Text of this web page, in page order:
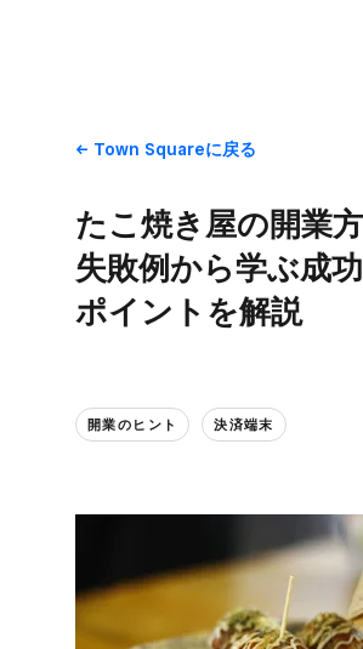
Town Squareに​戻る
た​こ焼き屋の​開業
失敗例から​学ぶ成
ポイントを​解説
開業の​ヒント 決済端末